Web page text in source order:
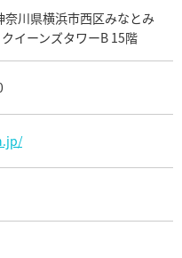
奈川県横浜市西区みなとみ
イーンズタワーB 15階